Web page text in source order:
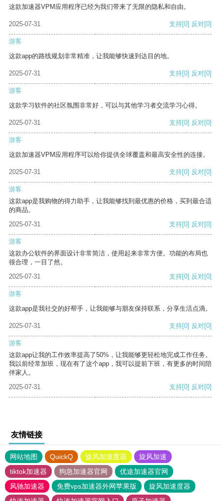
这款加速器VPM应用程序已经为我们带来了无限的隐私和自由。
2025-07-31 支持[0] 反对[0]
游客
这款app的路线规划非常精准，让我能够快速到达目的地。
2025-07-31 支持[0] 反对[0]
游客
这款学习软件的社区氛围非常好，可以与其他学习者交流学习心得。
2025-07-31 支持[0] 反对[0]
游客
这款加速器VPM应用程序可以给你提供全球覆盖和最高安全性的连接。
2025-07-31 支持[0] 反对[0]
游客
这款app是我购物的得力助手，让我能够找到最优惠的价格，买到最合适
的商品。
2025-07-31
支持[0] 反对[0]
游客
这款办公软件的界面设计非常简洁，使用起来非常方便。功能的布局也
很合理，一目了然。
2025-07-31
支持[0] 反对[0]
游客
这款app是我社交的好帮手，让我能够与朋友保持联系，分享生活点滴。
2025-07-31 支持[0] 反对[0]
游客
这款app让我的工作效率提高了50%，让我能够更轻松地完成工作任务。
我以前经常加班，现在有了这个app，我可以提前下班，有更多的时间陪
伴家人。
2025-07-31
支持[0] 反对[0]
友情链接
网站地图 QuickQ 旋风加速度器
旋风加速
tiktok加速器
狗急加速器官网
优途加速器官网
风驰加速器
免费vps加速器外网苹果版
旋风加速度器